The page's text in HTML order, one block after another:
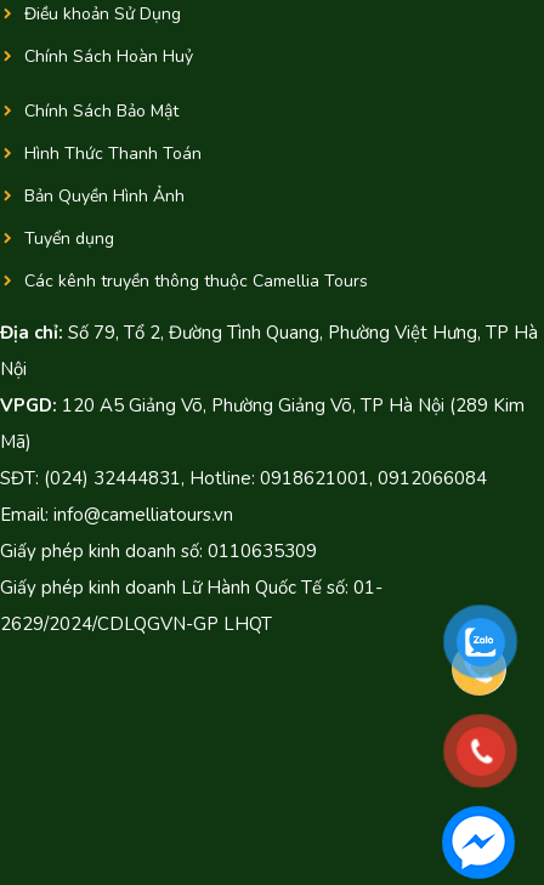
Điều khoản Sử Dụng
Chính Sách Hoàn Huỷ
Chính Sách Bảo Mật
Hình Thức Thanh Toán
Bản Quyền Hình Ảnh
Tuyển dụng
Các kênh truyền thông thuộc Camellia Tours
Địa chỉ: Số 79, Tổ 2, Đường Tình Quang, Phường Việt Hưng, TP Hà
Nội
VPGD: 120 A5 Giảng Võ, Phường Giảng Võ, TP Hà Nội (289 Kim
Mã)
SĐT: (024) 32444831, Hotline: 0918621001, 0912066084
Email: info@camelliatours.vn
Giấy phép kinh doanh số: 0110635309
Giấy phép kinh doanh Lữ Hành Quốc Tế số: 01-
2629/2024/CDLQGVN-GP LHQT